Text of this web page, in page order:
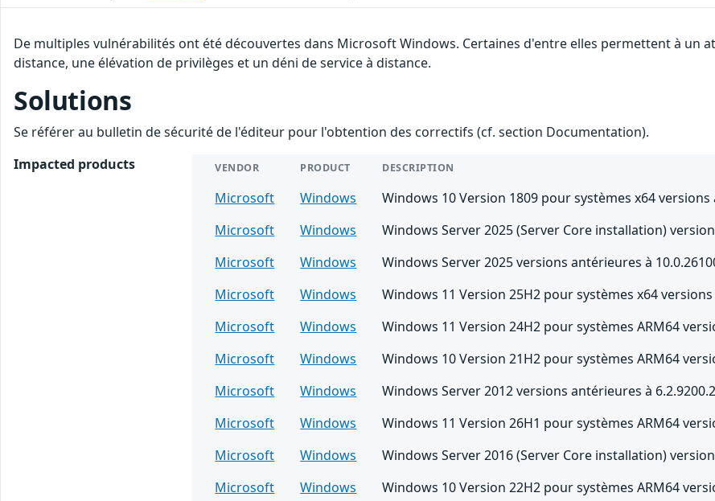
De multiples vulnérabilités ont été découvertes dans Microsoft Windows. Certaines d'entre elles permettent à un
distance, une élévation de privilèges et un déni de service à distance.
Solutions
Se référer au bulletin de sécurité de l'éditeur pour l'obtention des correctifs (cf. section Documentation).
Impacted products
VENDOR PRODUCT DESCRIPTION
Microsoft Windows
Windows 10 Version 1809 pour systèmes x64
Microsoft
Windows
Windows Server 2025 (Server Core installation)
Microsoft
Windows
Windows Server 2025 versions antérieures à
Microsoft
Windows
Windows 11 Version 25H2 pour systèmes x64
Microsoft
Windows
Windows 11 Version 24H2 pour systèmes ARM64
Microsoft
Windows
Windows 10 Version 21H2 pour systèmes ARM64
Microsoft
Windows
Windows Server 2012 versions antérieures à
Microsoft
Windows
Windows 11 Version 26H1 pour systèmes ARM64
Microsoft
Windows
Windows Server 2016 (Server Core installation)
Microsoft
Windows
Windows 10 Version 22H2 pour systèmes ARM64